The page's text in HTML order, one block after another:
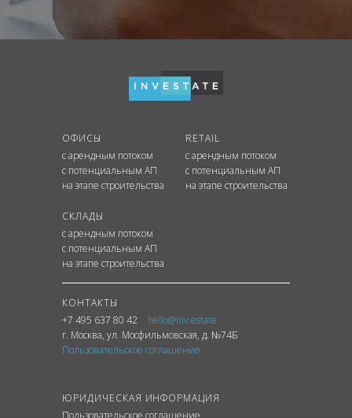
ОФИСЫ
с арендным потоком
с потенциальным АП
на этапе строительства
RETAIL
с арендным потоком
с потенциальным АП
на этапе строительства
СКЛАДЫ
с арендным потоком
с потенциальным АП
на этапе строительства
КОНТАКТЫ
+7 495 637 80 42
hello@inv.estate
г. Москва, ул. Мосфильмовская, д. №74Б
Пользовательское соглашение
ЮРИДИЧЕСКАЯ ИНФОРМАЦИЯ
Пользовательское соглашение